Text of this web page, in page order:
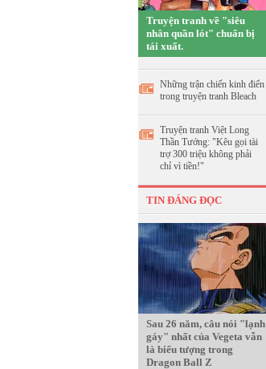
Truyện tranh về "siêu
nhân quần lót" chuẩn bị
tái xuất.
Những trận chiến kinh điển
trong truyện tranh Bleach
Truyện tranh Việt Long
Thần Tướng: "Kêu gọi tài
trợ 300 triệu không phải
chỉ vì tiền!"
TIN ĐÁNG ĐỌC
Sau 26 năm, câu nói "lạnh
gáy" nhất của Vegeta vẫn
là biểu tượng trong
Dragon Ball Z